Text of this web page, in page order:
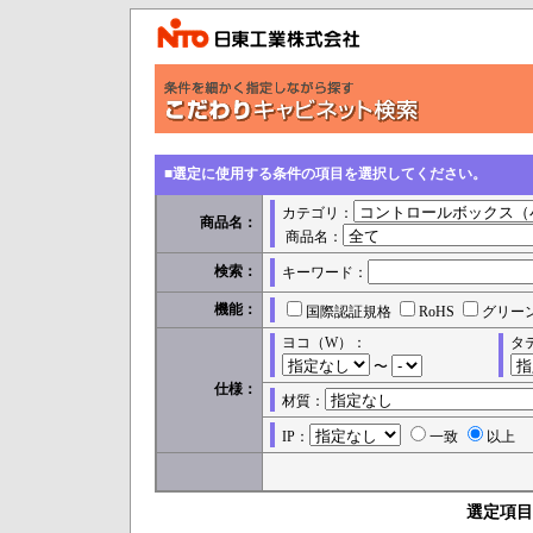
■選定に使用する条件の項目を選択してください。
商品名：
カテゴリ：
商品名：
検索： キーワード：
機能： 国際認証規格 RoHS グリー
仕様：
ヨコ（W）：
〜
タ
材質：
IP： 一致 以上
選定項